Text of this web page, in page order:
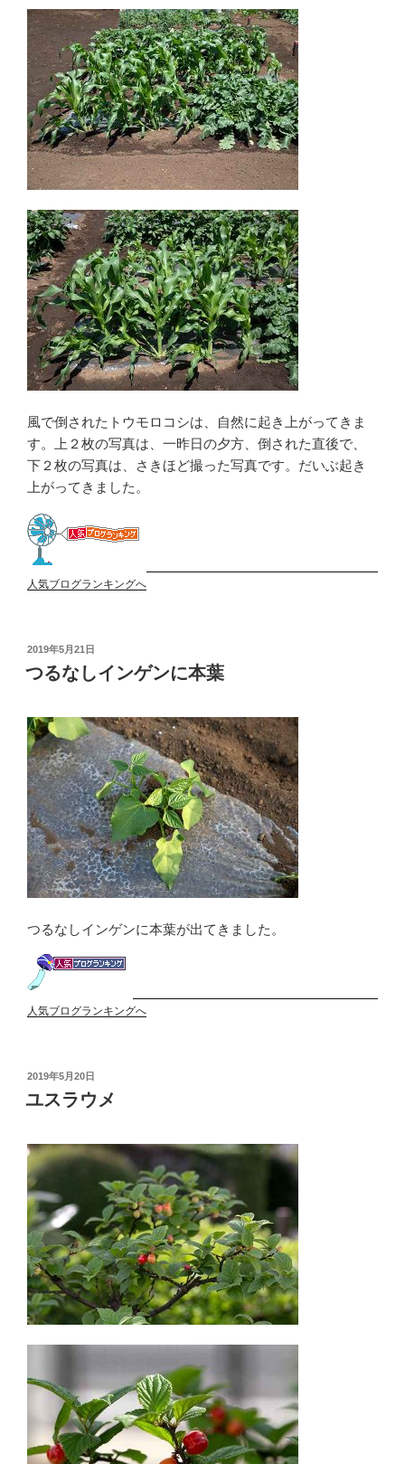
風で倒されたトウモロコシは、自然に起き上がってきま
す。上２枚の写真は、一昨日の夕方、倒された直後で、
下２枚の写真は、さきほど撮った写真です。だいぶ起き
上がってきました。
人気ブログランキングへ
投
日:
2019年5月21日
つるなしインゲンに本葉
つるなしインゲンに本葉が出てきました。
人気ブログランキングへ
投
日:
2019年5月20日
ユスラウメ